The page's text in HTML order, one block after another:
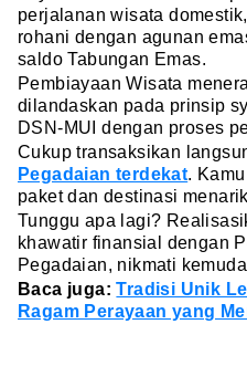
perjalanan wisata
rohani dengan agunan
saldo Tabungan Emas.
Pembiayaan Wisata
dilandaskan pada prinsip
DSN-MUI dengan proses
Cukup transaksikan
Pegadaian terdekat.
paket dan destinasi
Tunggu apa lagi?
khawatir finansial dengan
Pegadaian, nikmati
Baca juga:Tradisi Unik
Ragam Perayaan yang